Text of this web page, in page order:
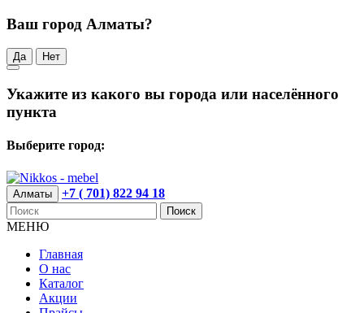
Ваш город Алматы?
Да Нет
Укажите из какого вы города или населённого
пункта
Выберите город:
Алматы +7 ( 701) 822 94 18
Поиск
МЕНЮ
Главная
О нас
Каталог
Акции